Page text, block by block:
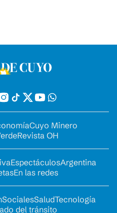
Cuyo Minero
Revista OH
EspectáculosArgentina
En las redes
SocialesSaludTecnología
del tránsito